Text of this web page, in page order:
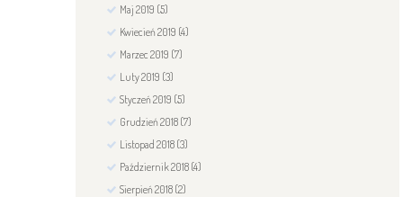
Maj2019 (5)
Kwiecień2019 (4)
Marzec2019 (7)
Luty2019 (3)
Styczeń2019 (5)
Grudzień2018 (7)
Listopad2018 (3)
Październik2018 (4)
Sierpień2018 (2)